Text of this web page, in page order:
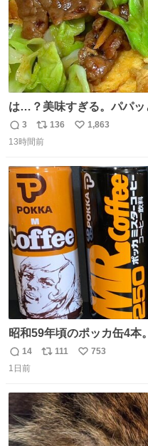
は…？美味すぎる。パパッ
足感エグいの天才だろ🥹
返
信
3
リ
ポ
ト
数
136
い
数
1,863
13時間前
昭和59年頃のポッカ缶4本
マーク。昭和レトロ！
返
信
14
リ
ト
数
111
い
数
753
1日前